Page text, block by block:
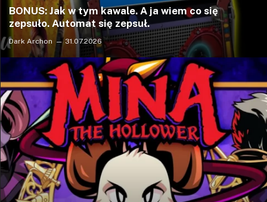
BONUS: Jak w tym kawale. A ja wiem co się
zepsuło. Automat się zepsuł.
Dark Archon 31.07.2026